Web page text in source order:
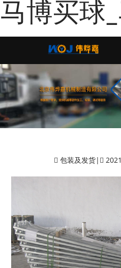
马博买球
包装及发货|